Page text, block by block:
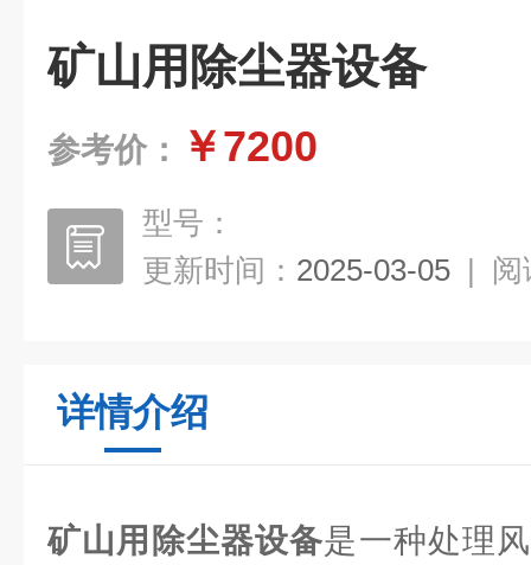
矿山用除尘器设备
参考价： ￥7200
型号：
更新时间： 2025-03-05 | 阅
详情介绍
矿山用除尘器设备是一种处理